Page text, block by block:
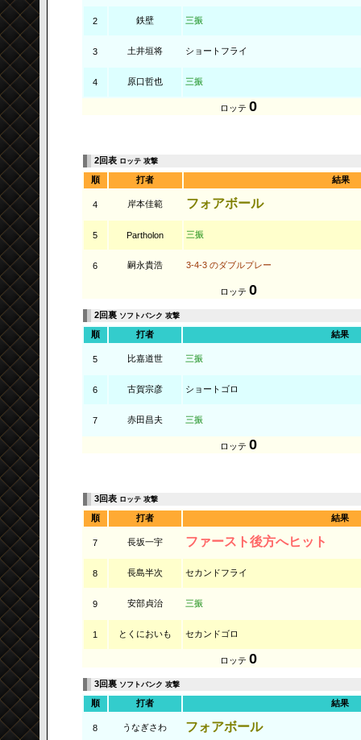
2 鉄壁 三振
3 土井垣将 ショートフライ
4 原口哲也 三振
ロッテ 0
2回表 ロッテ 攻撃
順 打者 結果
4 岸本佳範 フォアボール
5 Partholon 三振
6 嗣永貴浩 3-4-3 のダブルプレー
ロッテ 0
2回裏 ソフトバンク 攻撃
順 打者 結果
5 比嘉道世 三振
6 古賀宗彦 ショートゴロ
7 赤田昌夫 三振
ロッテ 0
3回表 ロッテ 攻撃
順 打者 結果
7 長坂一宇 ファースト後方へヒット
8 長島半次 セカンドフライ
9 安部貞治 三振
1 とくにおいも セカンドゴロ
ロッテ 0
3回裏 ソフトバンク 攻撃
順 打者 結果
8 うなぎさわ フォアボール